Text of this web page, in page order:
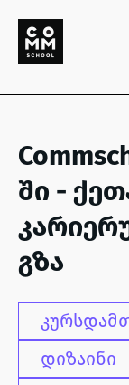
ში -
გზა
დიზაინი